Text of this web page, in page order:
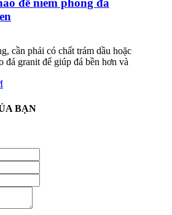
để niêm phong đá
cần phải có chất trám dầu hoặc
đá granit để giúp đá bền hơn và
BẠN